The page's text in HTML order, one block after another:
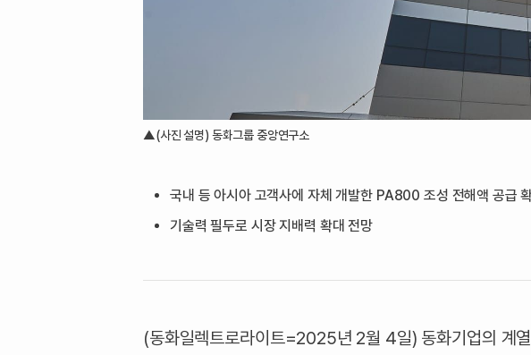
▲(사진 설명) 동화그룹 중앙연구소
국내 등 아시아 고객사에 자체 개발한 PA800 조성 전해액 공급
기술력 필두로 시장 지배력 확대 전망
(동화일렉트로라이트=2025년 2월 4일) 동화기업의 계